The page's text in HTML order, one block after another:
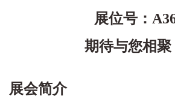
展位号：
期待与您相聚
展会简介